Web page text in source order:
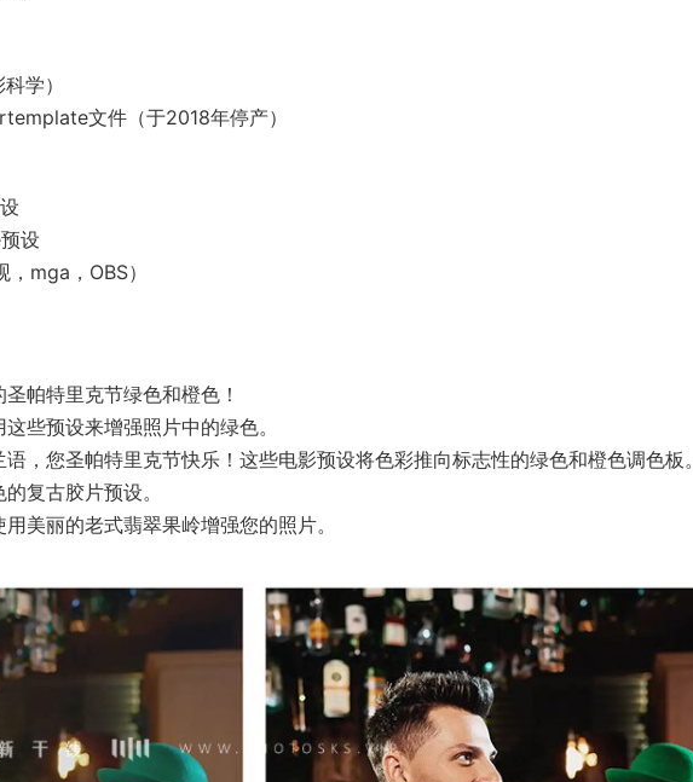
学）
文件（于2018年停产）
设
mga，OBS）
帕特里克节绿色和橙色！
些预设来增强照片中的绿色。
，您圣帕特里克节快乐！这些电影预设将色彩推向标志性的绿色和橙色调色板。
复古胶片预设。
美丽的老式翡翠果岭增强您的照片。